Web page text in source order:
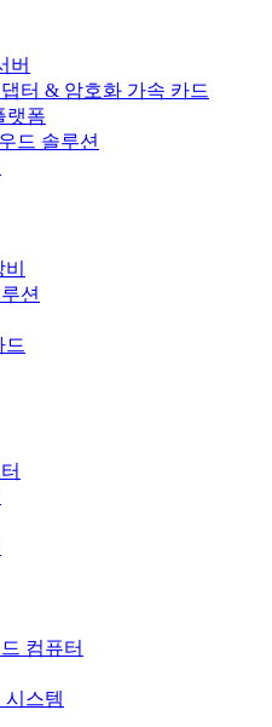
버
터 & 암호화 가속 카드
랫폼
드 솔루션
션
드
컴퓨터
시스템